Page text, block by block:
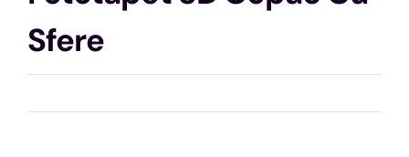
Sfere